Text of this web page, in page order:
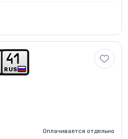
RUS
41
Оплачивается отдельно